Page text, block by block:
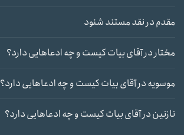
مقدمدرنقد مستند شنود
مختاردرآقای بیات کیست و چه ادعاهایی دارد؟
موسویهدرآقای بیات کیست و چه ادعاهایی دارد؟
نازنیندرآقای بیات کیست و چه ادعاهایی دارد؟